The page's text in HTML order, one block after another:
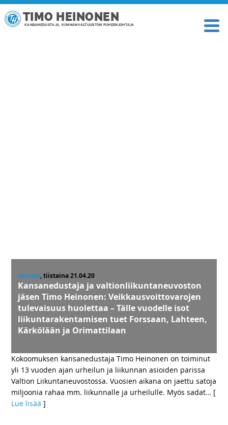
TIMO HEINONEN
KANSANEDUSTAJA, KUNNANVALTUUSTON PUHEENJOHTAJA
Uutiset, tiistaina 21.04.20
Kansanedustaja ja valtionliikuntaneuvoston
jäsen Timo Heinonen: Veikkausvoittovarojen
tulevaisuus huolettaa – Tälle vuodelle isot
liikuntarakentamisen tuet Forssaan, Lahteen,
Kärkölään ja Orimattilaan
Kokoomuksen kansanedustaja Timo Heinonen on toiminut
yli 13 vuoden ajan urheilun ja liikunnan asioiden parissa
Valtion Liikuntaneuvostossa. Vuosien aikana on jaettu satoja
miljoonia rahaa mm. liikunnalle ja urheilulle. Myös sadat… [
Lue lisää ]